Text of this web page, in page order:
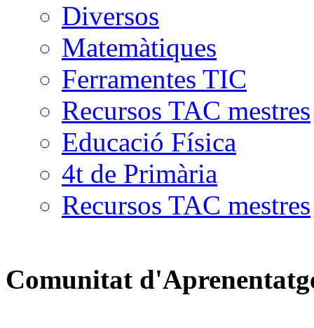
Diversos
Matemàtiques
Ferramentes TIC
Recursos TAC mestres
Educació Física
4t de Primària
Recursos TAC mestres
Comunitat